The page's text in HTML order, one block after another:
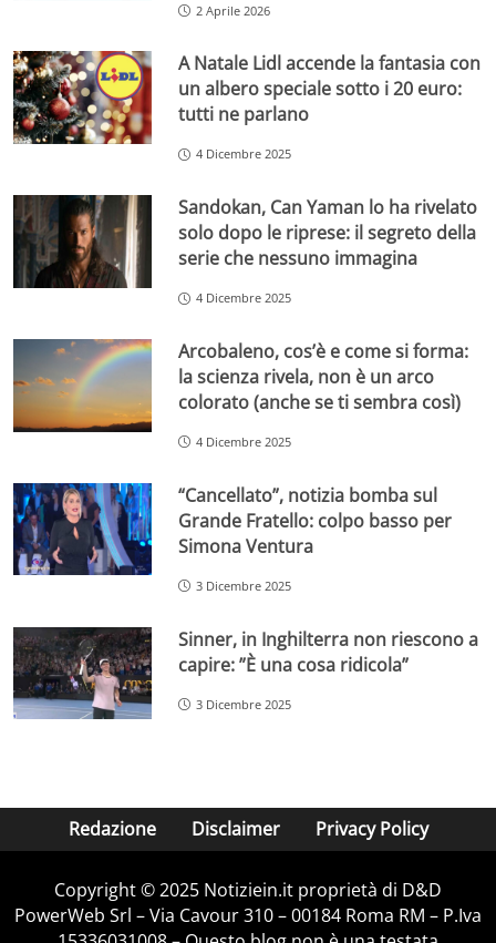
2 Aprile 2026
A Natale Lidl accende la fantasia con
un albero speciale sotto i 20 euro:
tutti ne parlano
4 Dicembre 2025
Sandokan, Can Yaman lo ha rivelato
solo dopo le riprese: il segreto della
serie che nessuno immagina
4 Dicembre 2025
Arcobaleno, cos’è e come si forma:
la scienza rivela, non è un arco
colorato (anche se ti sembra così)
4 Dicembre 2025
“Cancellato”, notizia bomba sul
Grande Fratello: colpo basso per
Simona Ventura
3 Dicembre 2025
Sinner, in Inghilterra non riescono a
capire: ”È una cosa ridicola”
3 Dicembre 2025
Redazione Disclaimer Privacy Policy
Copyright © 2025 Notiziein.it proprietà di D&D
PowerWeb Srl – Via Cavour 310 – 00184 Roma RM – P.Iva